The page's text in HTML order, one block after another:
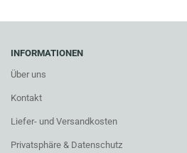
INFORMATIONEN
Über uns
Kontakt
Liefer- und Versandkosten
Privatsphäre & Datenschutz